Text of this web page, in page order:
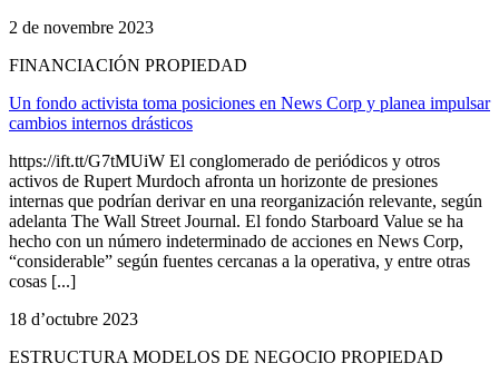
2 de novembre 2023
FINANCIACIÓN PROPIEDAD
Un fondo activista toma posiciones en News Corp y planea impulsar
cambios internos drásticos
https://ift.tt/G7tMUiW El conglomerado de periódicos y otros
activos de Rupert Murdoch afronta un horizonte de presiones
internas que podrían derivar en una reorganización relevante, según
adelanta The Wall Street Journal. El fondo Starboard Value se ha
hecho con un número indeterminado de acciones en News Corp,
“considerable” según fuentes cercanas a la operativa, y entre otras
cosas [...]
18 d’octubre 2023
ESTRUCTURA MODELOS DE NEGOCIO PROPIEDAD